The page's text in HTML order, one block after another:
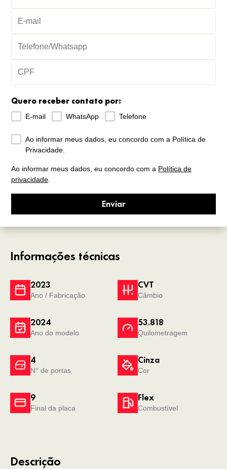
Quero receber contato por:
E-mail WhatsApp Telefone
Ao informar meus dados, eu concordo com a Política de
Privacidade.
Ao informar meus dados, eu concordo com a Política de
privacidade
Enviar
Informações técnicas
2023
Ano / Fabricação
CVT
Câmbio
4
N° de portas
Cinza
Cor
2024
Ano do modelo
53.818
Quilometragem
9
Final da placa
Flex
Combustível
Descrição